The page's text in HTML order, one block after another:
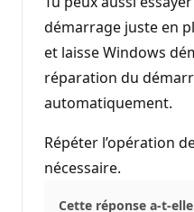
démarrage juste en
et laisse Windows
réparation du
automatiquement.
Répéter l’opération
nécessaire.
Cette réponse a-t-